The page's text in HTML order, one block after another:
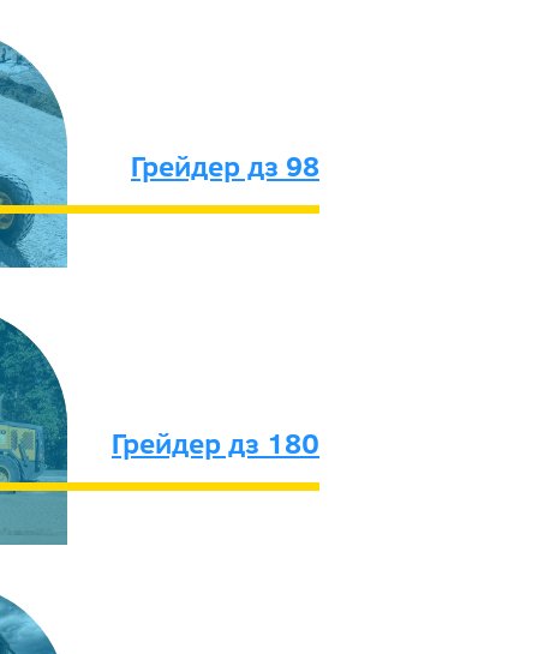
Грейдер дз 98
Грейдер дз 180